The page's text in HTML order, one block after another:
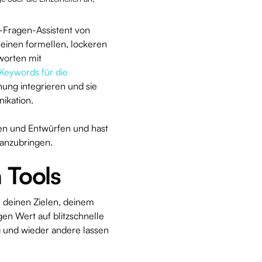
Assistent von
formellen, lockeren
mit
für die
integrieren und sie
und Entwürfen und hast
Zielen, deinem
Wert auf blitzschnelle
wieder andere lassen